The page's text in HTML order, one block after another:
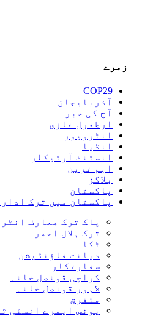
زمرے
COP29
آذربایجان
آج کی خبر
ارطغرل غازی
انٹرویوز
انڈیا
انسٹنٹ آرٹیکلز
اہم ترین
بلاگز
پاکستان
پاکستان میں ترک
پاک ترک معارف
ترک ہلال احمر
ٹکا
دیانت فاؤنڈیشن
سفارتکار
کراچی قونصل خانہ
لاہور قونصل خانہ
متفرق
یونس ایمرے انسٹی